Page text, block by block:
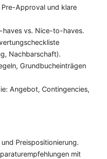
Pre-Approval und klare
haves vs. Nice-to-haves.
Nachbarschaft).
Grundbucheinträgen
Angebot, Contingencies,
Preispositionierung.
mit